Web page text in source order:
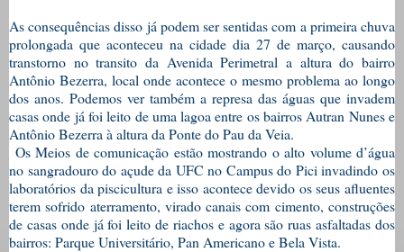
As consequências disso já podem ser sentidas com a primeira chuva
prolongada que aconteceu na cidade dia 27 de março, causando
transtorno no transito da Avenida Perimetral a altura do bairro
Antônio Bezerra, local onde acontece o mesmo problema ao longo
dos anos. Podemos ver também a represa das águas que invadem
casas onde já foi leito de uma lagoa entre os bairros Autran Nunes e
Antônio Bezerra à altura da Ponte do Pau da Veia.
Os Meios de comunicação estão mostrando o alto volume d’água
no sangradouro do açude da UFC no Campus do Pici invadindo os
laboratórios da piscicultura e isso acontece devido os seus afluentes
terem sofrido aterramento, virado canais com cimento, construções
de casas onde já foi leito de riachos e agora são ruas asfaltadas dos
bairros: Parque Universitário, Pan Americano e Bela Vista.